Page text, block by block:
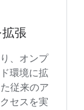
張
、オンプ
環境に拡
従来のア
セスを実